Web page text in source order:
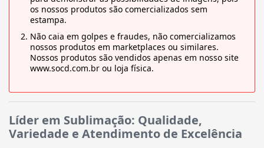
os nossos produtos são comercializados sem
estampa.
Não caia em golpes e fraudes, não comercializamos
nossos produtos em marketplaces ou similares.
Nossos produtos são vendidos apenas em nosso site
www.socd.com.br ou loja física.
Líder em Sublimação: Qualidade,
Variedade e Atendimento de Excelência